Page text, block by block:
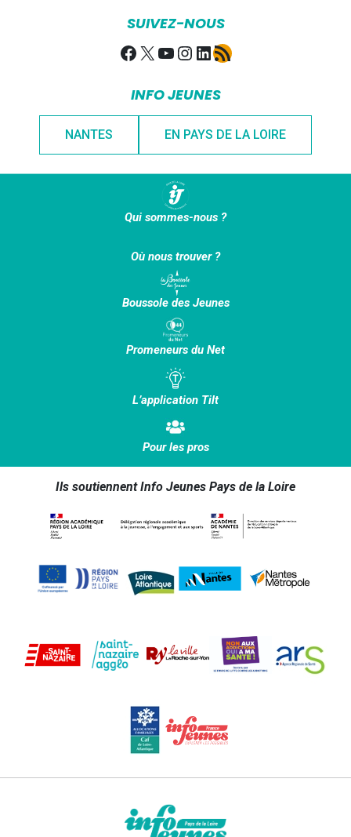
SUIVEZ-NOUS
Facebook
X YouTube
Instagram
LinkedIn
Flux RSS
INFO JEUNES
NANTES EN PAYS DE LA LOIRE
Qui sommes-nous ?
Où nous trouver ?
Boussole des Jeunes
Promeneurs du Net
L’application Tilt
Pour les pros
Ils soutiennent Info Jeunes Pays de la Loire